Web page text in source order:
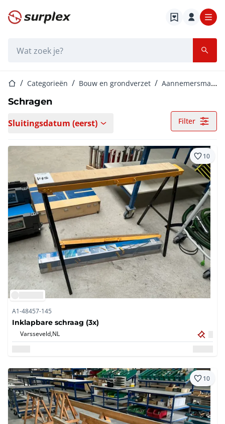
Startpagina
StartpaginaCategorieën Bouw en grondverzet Aannemersmateriaal
Schragen
Sluitingsdatum (eerst) Filter
10
A1-48457-145
Inklapbare schraag (3x)
Varsseveld,NL
10